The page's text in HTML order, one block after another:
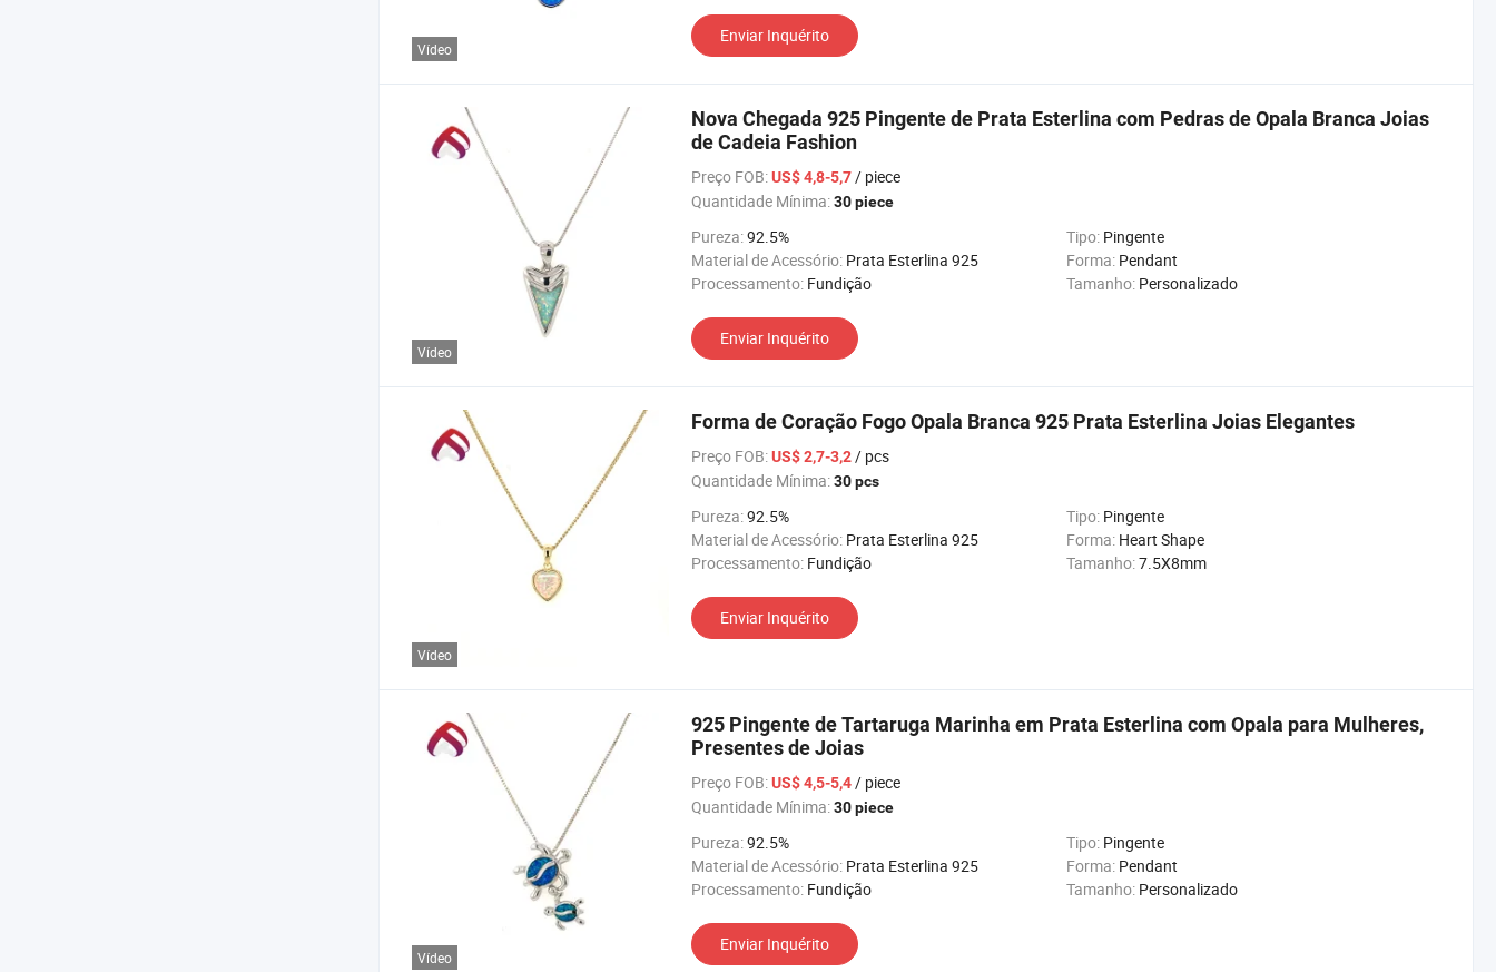
Vídeo
Enviar Inquérito
Vídeo
Nova Chegada 925 Pingente de Prata Esterlina com Pedras de Opala Branca Joias
de Cadeia Fashion
Preço FOB:US$ 4,8-5,7/ piece
Quantidade Mínima:30 piece
Pureza:92.5% Tipo: Pingente
Material de Acessório: Prata Esterlina 925 Forma: Pendant
Processamento: Fundição Tamanho: Personalizado
Enviar Inquérito
Vídeo
Forma de Coração Fogo Opala Branca 925 Prata Esterlina Joias Elegantes
Preço FOB:US$ 2,7-3,2/ pcs
Quantidade Mínima:30 pcs
Pureza:92.5% Tipo: Pingente
Material de Acessório: Prata Esterlina 925 Forma: Heart Shape
Processamento: Fundição Tamanho:7.5X8mm
Enviar Inquérito
Vídeo
925 Pingente de Tartaruga Marinha em Prata Esterlina com Opala para Mulheres,
Presentes de Joias
Preço FOB:US$ 4,5-5,4/ piece
Quantidade Mínima:30 piece
Pureza:92.5% Tipo: Pingente
Material de Acessório: Prata Esterlina 925 Forma: Pendant
Processamento: Fundição Tamanho: Personalizado
Enviar Inquérito